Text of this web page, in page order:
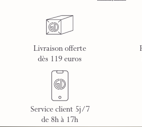
Livraison offerte
dès 119 euros
Service client 5j/7
de 8h à 17h